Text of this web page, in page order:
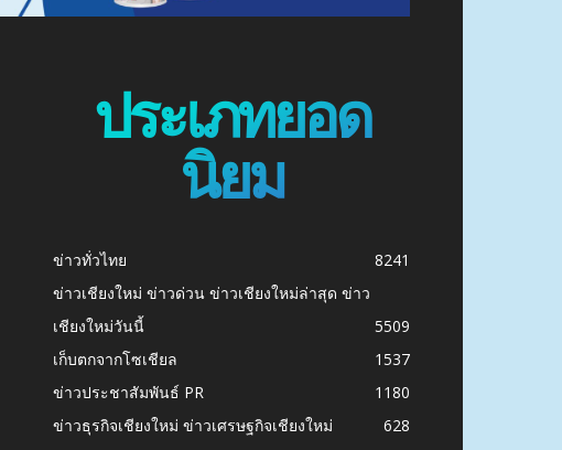
ประเภทยอด
นิยม
ข่าวทั่วไทย
8241
ข่าวเชียงใหม่ ข่าวด่วน ข่าวเชียงใหม่ล่าสุด ข่าว
เชียงใหม่วันนี้
5509
เก็บตกจากโซเชียล
1537
ข่าวประชาสัมพันธ์ PR
1180
ข่าวธุรกิจเชียงใหม่ ข่าวเศรษฐกิจเชียงใหม่
628